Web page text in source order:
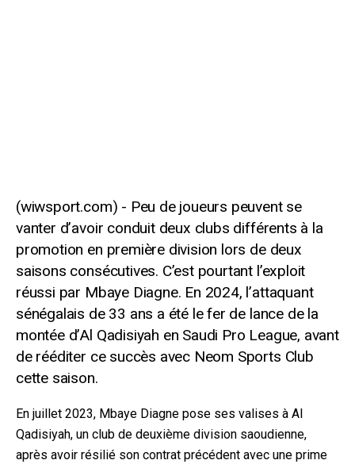
Peu de joueurs peuvent se
vanter d’avoir conduit deux clubs différents à la
promotion en première division lors de deux
saisons consécutives. C’est pourtant l’exploit
réussi par Mbaye Diagne. En 2024, l’attaquant
sénégalais de 33 ans a été le fer de lance de la
montée d’Al Qadisiyah en Saudi Pro League, avant
de rééditer ce succès avec Neom Sports Club
cette saison.
En juillet 2023, Mbaye Diagne pose ses valises à Al
Qadisiyah, un club de deuxième division saoudienne,
après avoir résilié son contrat précédent avec une prime